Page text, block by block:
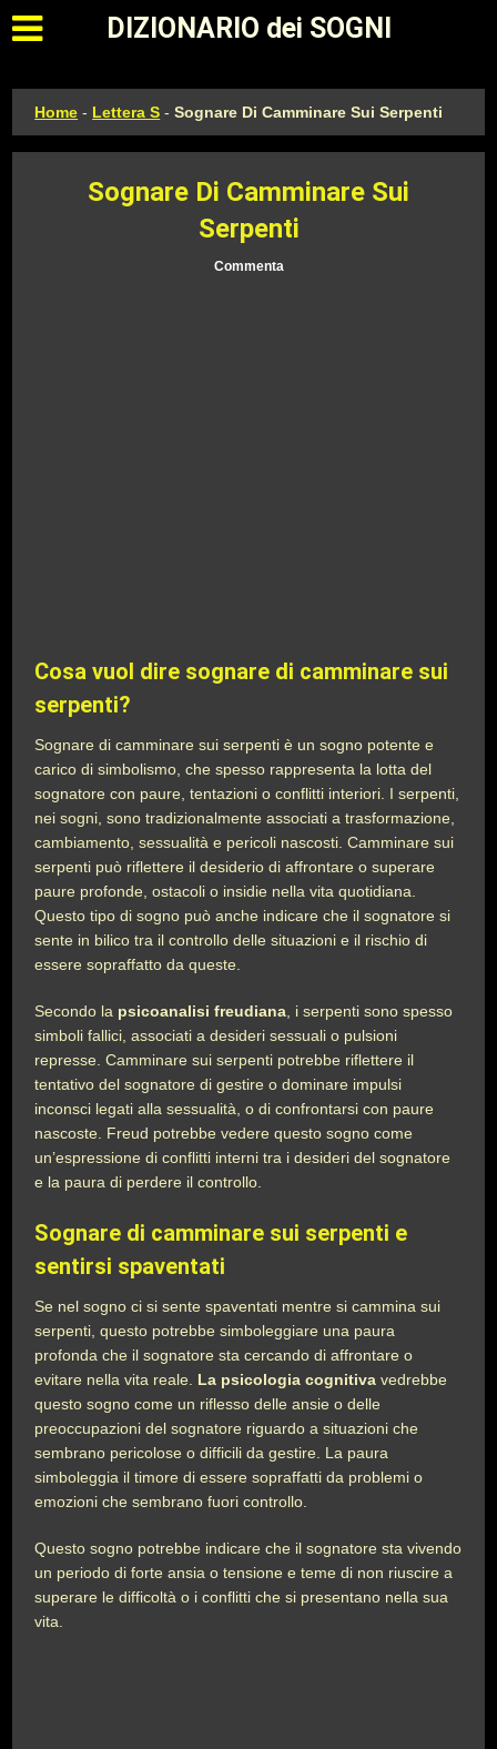
Apri il menu principale
DIZIONARIO dei SOGNI
Home - Lettera S -Sognare Di Camminare Sui Serpenti
Sognare Di Camminare Sui
Serpenti
Commenta
Cosa vuol dire sognare di camminare sui
serpenti?
Sognare di camminare sui serpenti è un sogno potente e
carico di simbolismo, che spesso rappresenta la lotta del
sognatore con paure, tentazioni o conflitti interiori. I serpenti,
nei sogni, sono tradizionalmente associati a trasformazione,
cambiamento, sessualità e pericoli nascosti. Camminare sui
serpenti può riflettere il desiderio di affrontare o superare
paure profonde, ostacoli o insidie nella vita quotidiana.
Questo tipo di sogno può anche indicare che il sognatore si
sente in bilico tra il controllo delle situazioni e il rischio di
essere sopraffatto da queste.
Secondo la psicoanalisi freudiana , i serpenti sono spesso
simboli fallici, associati a desideri sessuali o pulsioni
represse. Camminare sui serpenti potrebbe riflettere il
tentativo del sognatore di gestire o dominare impulsi
inconsci legati alla sessualità, o di confrontarsi con paure
nascoste. Freud potrebbe vedere questo sogno come
un’espressione di conflitti interni tra i desideri del sognatore
e la paura di perdere il controllo.
Sognare di camminare sui serpenti e
sentirsi spaventati
Se nel sogno ci si sente spaventati mentre si cammina sui
serpenti, questo potrebbe simboleggiare una paura
profonda che il sognatore sta cercando di affrontare o
evitare nella vita reale. La psicologia cognitiva vedrebbe
questo sogno come un riflesso delle ansie o delle
preoccupazioni del sognatore riguardo a situazioni che
sembrano pericolose o difficili da gestire. La paura
simboleggia il timore di essere sopraffatti da problemi o
emozioni che sembrano fuori controllo.
Questo sogno potrebbe indicare che il sognatore sta vivendo
un periodo di forte ansia o tensione e teme di non riuscire a
superare le difficoltà o i conflitti che si presentano nella sua
vita.